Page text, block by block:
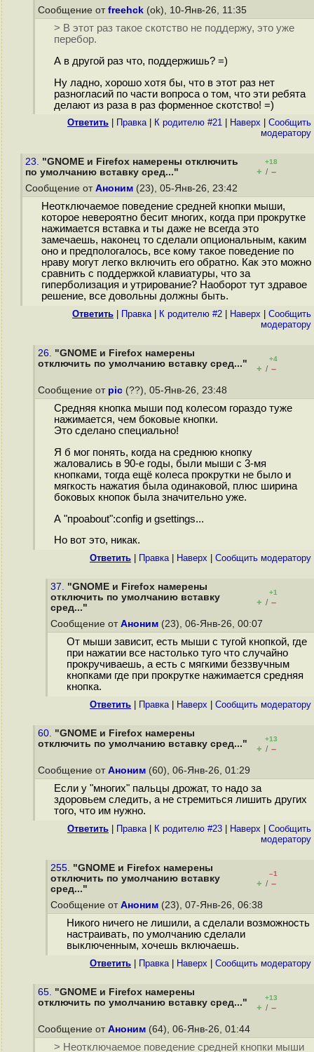
Сообщение от freehck (ok), 10-Янв-26, 11:35
> В этот раз такое скотство не поддержу, это уже
перебор.
А в другой раз что, поддержишь? =)
Ну ладно, хорошо хотя бы, что в этот раз нет
разногласий по части вопроса о том, что эти ребята
делают из раза в раз форменное скотство! =)
Ответить Правка| К родителю #21 Наверх
Cообщить
модератору
23. "GNOME и Firefox намерены отключить
по умолчанию вставку сред..."
+18
+ / –
Сообщение от Аноним (23), 05-Янв-26, 23:42
Неотключаемое поведение средней кнопки мыши,
которое невероятно бесит многих, когда при прокрутке
нажимается вставка и ты даже не всегда это
замечаешь, наконец то сделали опциональным, каким
оно и предпологалось, все кому такое поведение по
нраву могут легко включить его обратно. Как это можно
сравнить с поддержкой клавиатуры, что за
гиперболизация и утрирование? Наоборот тут здравое
решение, все довольны должны быть.
Ответить Правка| К родителю #2 Наверх
Cообщить
модератору
26. "GNOME и Firefox намерены
отключить по умолчанию вставку сред..."
+4
+ / –
Сообщение от pic (??), 05-Янв-26, 23:48
Средняя кнопка мыши под колесом гораздо туже
нажимается, чем боковые кнопки.
Это сделано специально!
Я б мог понять, когда на среднюю кнопку
жаловались в 90-е годы, были мыши с 3-мя
кнопками, тогда ещё колеса прокрутки не было и
мягкость нажатия была одинаковой, плюс ширина
боковых кнопок была значительно уже.
А "проabout":config и gsettings...
Но вот это, никак.
Ответить Правка| Наверх Cообщить модератору
37. "GNOME и Firefox намерены
отключить по умолчанию вставку
сред..."
+1
+ / –
Сообщение от Аноним (23), 06-Янв-26, 00:07
От мыши зависит, есть мыши с тугой кнопкой, где
при нажатии все настолько туго что случайно
прокручиваешь, а есть с мягкими беззвучным
кнопками где при прокрутке нажимается средняя
кнопка.
Ответить Правка| Наверх Cообщить модератору
60. "GNOME и Firefox намерены
отключить по умолчанию вставку сред..."
+13
+ / –
Сообщение от Аноним (60), 06-Янв-26, 01:29
Если у "многих" пальцы дрожат, то надо за
здоровьем следить, а не стремиться лишить других
того, что им нужно.
Ответить Правка| К родителю #23 Наверх
Cообщить
модератору
255. "GNOME и Firefox намерены
отключить по умолчанию вставку
сред..."
–1
+ / –
Сообщение от Аноним (23), 07-Янв-26, 06:38
Никого ничего не лишили, а сделали возможность
настраивать, по умолчанию сделали
выключенным, хочешь включаешь.
Ответить Правка| Наверх Cообщить модератору
65. "GNOME и Firefox намерены
отключить по умолчанию вставку сред..."
+13
+ / –
Сообщение от Аноним (64), 06-Янв-26, 01:44
> Неотключаемое поведение средней кнопки мыши